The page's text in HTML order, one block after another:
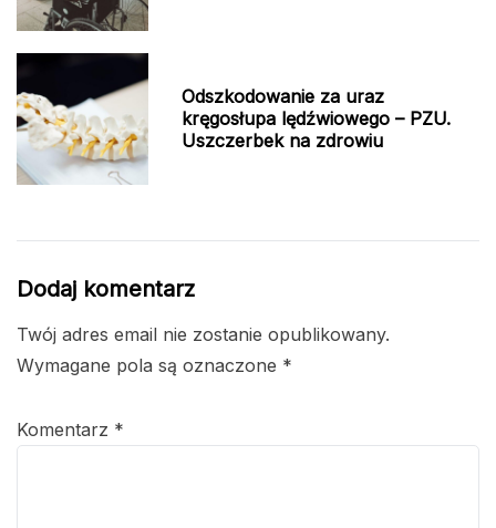
Odszkodowanie za uraz
kręgosłupa lędźwiowego – PZU.
Uszczerbek na zdrowiu
Dodaj komentarz
Twój adres email nie zostanie opublikowany.
Wymagane pola są oznaczone *
Komentarz *